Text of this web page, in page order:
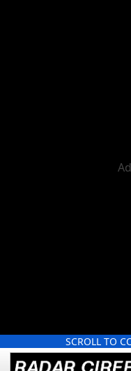
SCROLL TO